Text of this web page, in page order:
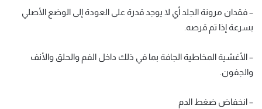
– فقدان مرونة الجلد أي لا يوجد قدرة على العودة إلى الوضع الأصلي
بسرعة إذا تم قرصه.
– الأغشية المخاطية الجافة بما في ذلك داخل الفم والحلق والأنف
والجفون.
– انخفاض ضغط الدم